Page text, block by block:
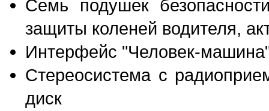
Семь подушек
защиты коленей водителя,
Интерфейс "Человек-
Стереосистема с
диск